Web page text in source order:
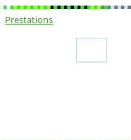
Prestations